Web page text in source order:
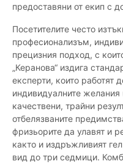
предоставяни от екип с
Посетителите често
професионализъм,
прецизния подход, с
„Керанова“ издига
експерти, които работят
индивидуалните желания
качествени, трайни
отбелязваните
фризьорите да улавят и
както и издръжливият
вид до три седмици.